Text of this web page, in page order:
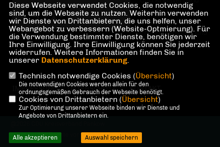
Pankow in den
Stadtteilen Pankow,
Prenzlauer Berg und
Weißensee in Berlin
IMPRESSUM DATENSCHUTZ KONTAKT
Alle Rechte vorbehalten.
Diese Webseite verwendet Cookies, die notwendig
sind, um die Webseite zu nutzen. Weiterhin verwenden
wir Dienste von Drittanbietern, die uns helfen, unser
Webangebot zu verbessern (Website-Optmierung). Für
die Verwendung bestimmter Dienste, benötigen wir
Ihre Einwilligung. Ihre Einwilligung können Sie jederzeit
widerrufen. Weitere Informationen finden Sie in
unserer Datenschutzerklärung.
Technisch notwendige Cookies (Übersicht)
Die notwendigen Cookies werden allein für den
ordnungsgemäßen Gebrauch der Webseite benötigt.
Cookies von Drittanbietern (Übersicht)
Zur Optimierung unserer Webseite binden wir Dienste und
Angebote von Drittanbietern ein.
Alle akzeptieren Auswahl speichern